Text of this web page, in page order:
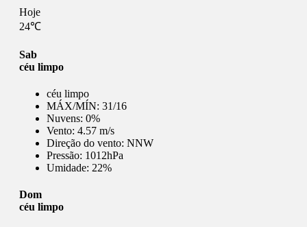
Hoje
24℃
Sab
céu limpo
céu limpo
MÁX/MÍN: 31/16
Nuvens: 0%
Vento: 4.57 m/s
Direção do vento: NNW
Pressão: 1012hPa
Umidade: 22%
Dom
céu limpo